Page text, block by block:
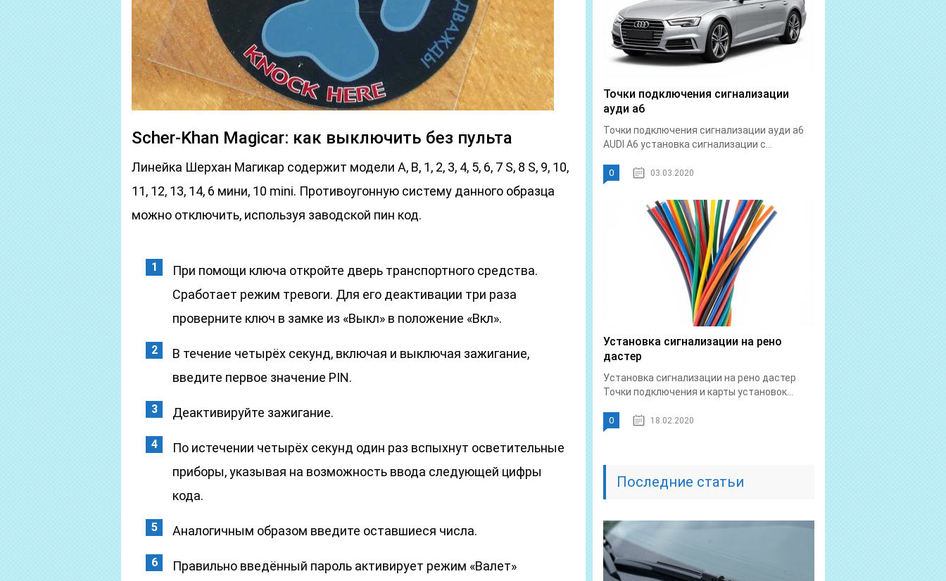
Scher-Khan Magicar: как выключить без пульта
Линейка Шерхан Магикар содержит модели A, B, 1, 2, 3, 4, 5, 6, 7 S, 8 S, 9, 10,
11, 12, 13, 14, 6 мини, 10 mini. Противоугонную систему данного образца
можно отключить, используя заводской пин код.
При помощи ключа откройте дверь транспортного средства.
Сработает режим тревоги. Для его деактивации три раза
проверните ключ в замке из «Выкл» в положение «Вкл».
В течение четырёх секунд, включая и выключая зажигание,
введите первое значение PIN.
Деактивируйте зажигание.
По истечении четырёх секунд один раз вспыхнут осветительные
приборы, указывая на возможность ввода следующей цифры
кода.
Аналогичным образом введите оставшиеся числа.
Правильно введённый пароль активирует режим «Валет»
Точки подключения сигнализации
ауди а6
Точки подключения сигнализации ауди а6
AUDI A6 установка сигнализации с...
0 03.03.2020
Установка сигнализации на рено
дастер
Установка сигнализации на рено дастер
Точки подключения и карты установок...
0 18.02.2020
Последние статьи